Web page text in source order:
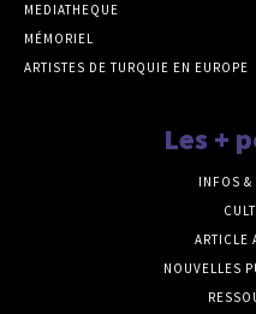
MEDIATHEQUE
MÉMORIEL
ARTISTES DE TURQUIE EN EUROPE
Les +
INFOS &
ARTICLE
NOUVELLES